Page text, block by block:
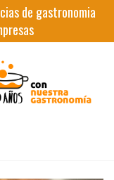
de gastronomia